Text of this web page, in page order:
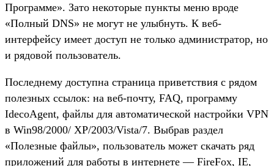
Программе». Зато некоторые пункты меню вроде
«Полный DNS» не могут не улыбнуть. К веб-
интерфейсу имеет доступ не только администратор, но
и рядовой пользователь.
Последнему доступна страница приветствия с рядом
полезных ссылок: на веб-почту, FAQ, программу
IdecoAgent, файлы для автоматической настройки VPN
в Win98/2000/ XP/2003/Vista/7. Выбрав раздел
«Полезные файлы», пользователь может скачать ряд
приложений для работы в интернете — FireFox, IE,